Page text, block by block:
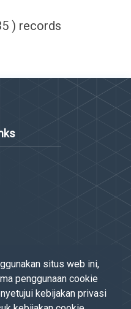
) records
situs web ini,
penggunaan cookie
kebijakan privasi